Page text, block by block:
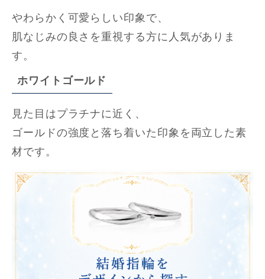
やわらかく可愛らしい印象で、
肌なじみの良さを重視する方に人気がありま
す。
ホワイトゴールド
見た目はプラチナに近く、
ゴールドの強度と落ち着いた印象を両立した素
材です。